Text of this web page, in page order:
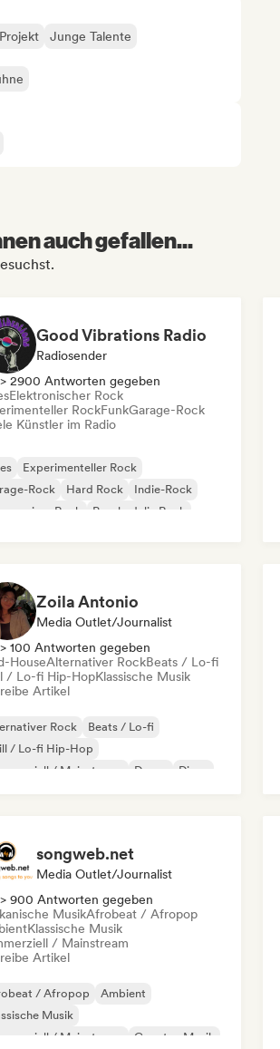
Junge Talente
auch gefallen...
Good Vibrations Radio
Radiosender
> 2900 Antworten gegeben
Elektronischer Rock
RockFunkGarage-Rock
Künstler im Radio
Experimenteller Rock
Rock
Hard Rock
Indie-Rock
Rock
Psychedelic Rock
Zoila Antonio
Media Outlet/Journalist
> 100 Antworten gegeben
HouseAlternativer RockBeats / Lo-fi
/ Lo-fi Hip-HopKlassische Musik
Artikel
Rock
Beats / Lo-fi
/ Lo-fi Hip-Hop
/ Mainstream
Dance
Disco
songweb.net
Media Outlet/Journalist
> 900 Antworten gegeben
MusikAfrobeat / Afropop
Klassische Musik
/ Mainstream
Artikel
/ Afropop
Ambient
Musik
/ Mainstream
Country-Musik